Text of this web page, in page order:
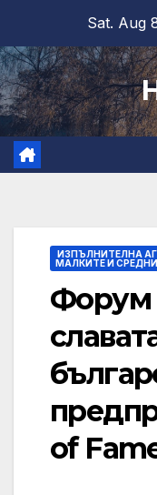
content
Sat. Aug
ИЗПЪЛНИТЕЛНА
МАЛКИТЕ И
Форум
of